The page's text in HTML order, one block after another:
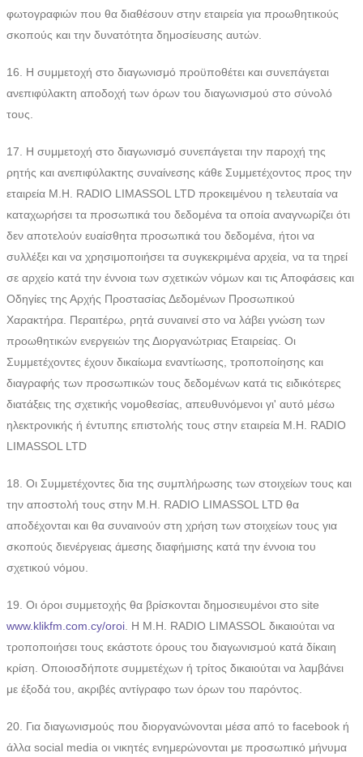
φωτογραφιών που θα διαθέσουν στην εταιρεία για προωθητικούς
σκοπούς και την δυνατότητα δημοσίευσης αυτών.
16. Η συμμετοχή στο διαγωνισμό προϋποθέτει και συνεπάγεται
ανεπιφύλακτη αποδοχή των όρων του διαγωνισμού στο σύνολό
τους.
17. Η συμμετοχή στο διαγωνισμό συνεπάγεται την παροχή της
ρητής και ανεπιφύλακτης συναίνεσης κάθε Συμμετέχοντος προς την
εταιρεία M.H. RADIO LIMASSOL LTD προκειμένου η τελευταία να
καταχωρήσει τα προσωπικά του δεδομένα τα οποία αναγνωρίζει ότι
δεν αποτελούν ευαίσθητα προσωπικά του δεδομένα, ήτοι να
συλλέξει και να χρησιμοποιήσει τα συγκεκριμένα αρχεία, να τα τηρεί
σε αρχείο κατά την έννοια των σχετικών νόμων και τις Αποφάσεις και
Οδηγίες της Αρχής Προστασίας Δεδομένων Προσωπικού
Χαρακτήρα. Περαιτέρω, ρητά συναινεί στο να λάβει γνώση των
προωθητικών ενεργειών της Διοργανώτριας Εταιρείας. Οι
Συμμετέχοντες έχουν δικαίωμα εναντίωσης, τροποποίησης και
διαγραφής των προσωπικών τους δεδομένων κατά τις ειδικότερες
διατάξεις της σχετικής νομοθεσίας, απευθυνόμενοι γι' αυτό μέσω
ηλεκτρονικής ή έντυπης επιστολής τους στην εταιρεία M.H. RADIO
LIMASSOL LTD
18. Οι Συμμετέχοντες δια της συμπλήρωσης των στοιχείων τους και
την αποστολή τους στην M.H. RADIO LIMASSOL LTD θα
αποδέχονται και θα συναινούν στη χρήση των στοιχείων τους για
σκοπούς διενέργειας άμεσης διαφήμισης κατά την έννοια του
σχετικού νόμου.
19. Οι όροι συμμετοχής θα βρίσκονται δημοσιευμένοι στο site
www.klikfm.com.cy/oroi . H M.H. RADIO LIMASSOL δικαιούται να
τροποποιήσει τους εκάστοτε όρους του διαγωνισμού κατά δίκαιη
κρίση. Οποιοσδήποτε συμμετέχων ή τρίτος δικαιούται να λαμβάνει
με έξοδά του, ακριβές αντίγραφο των όρων του παρόντος.
20. Για διαγωνισμούς που διοργανώνονται μέσα από το facebook ή
άλλα social media οι νικητές ενημερώνονται με προσωπικό μήνυμα